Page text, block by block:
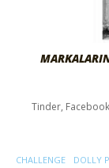
Tinder,
CHALLENGE DOLLY